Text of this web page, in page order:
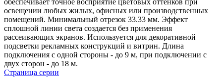
освещении любых жилых, офисных или производственных
помещений. Минимальный отрезок 33.33 мм. Эффект
сплошной линии света создается без применения
рассеивающих экранов. Используется для декоративной
подсветки рекламных конструкций и витрин. Длина
подключения с одной стороны - до 9 м, при подключении с
двух сторон - до 18 м.
Страница серии